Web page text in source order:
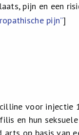
pijn en een
pijn”]
voor injectie
en hun